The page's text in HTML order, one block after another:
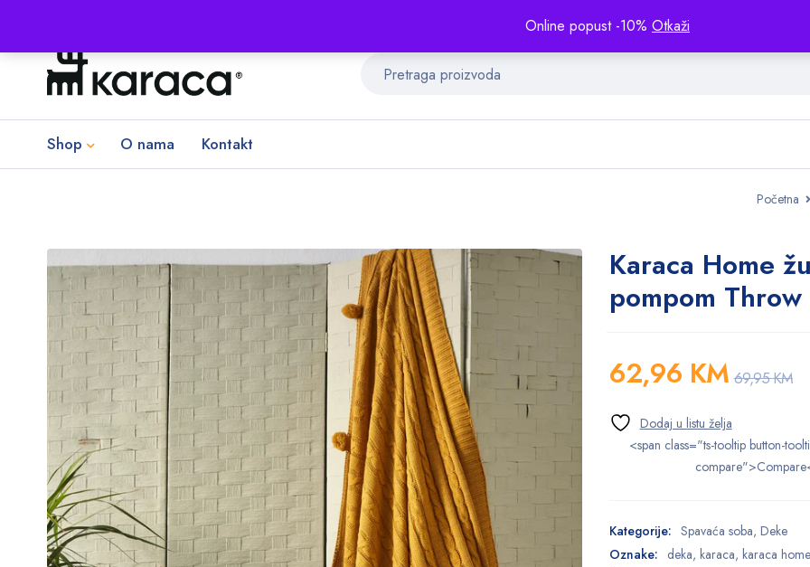
Online popust -10% Otkaži
Shop O nama Kontakt
Početna
Karaca Home
pompom
69,95KM
62,96 KM
<span class="ts-tooltip button-
Kategorije: Spavaća soba, Deke
Oznake: deka, karaca, karaca home